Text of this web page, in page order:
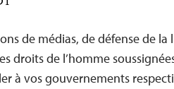
de médias, de défense de la
droits de l’homme
à vos gouvernements